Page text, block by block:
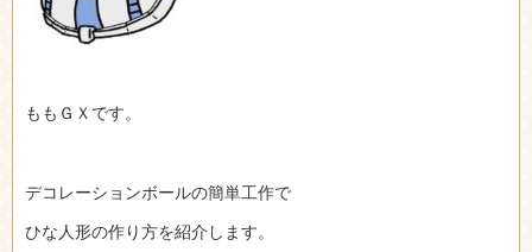
ももＧＸです。
デコレーションボールの簡単工作で
ひな人形の作り方を紹介します。